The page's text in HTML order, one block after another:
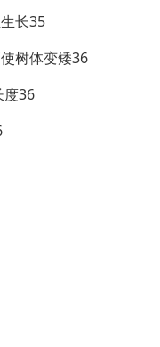
长35
树体变矮36
度36